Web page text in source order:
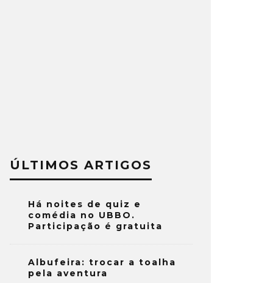
ÚLTIMOS ARTIGOS
Há noites de quiz e
comédia no UBBO.
Participação é gratuita
Albufeira: trocar a toalha
pela aventura